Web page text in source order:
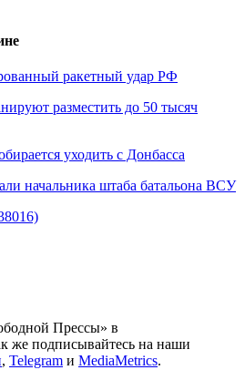
ракетный удар РФ
разместить до 50 тысяч
уходить с Донбасса
начальника штаба батальона ВСУ
Прессы» в
же подписывайтесь на наши
, Telegram и MediaMetrics.